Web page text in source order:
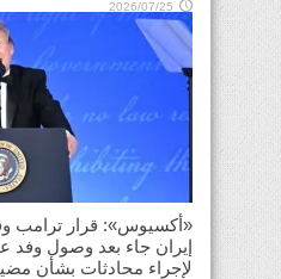
2026/07/25
«أكسيوس»: قرار ترامب
إيران جاء بعد وصول وفد
لإجراء محادثات بشأن